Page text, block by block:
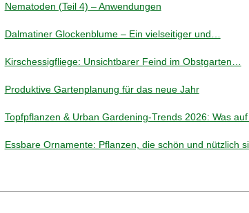
Nematoden (Teil 4) – Anwendungen
Dalmatiner Glockenblume – Ein vielseitiger und…
Kirschessigfliege: Unsichtbarer Feind im Obstgarten…
Produktive Gartenplanung für das neue Jahr
Topfpflanzen & Urban Gardening-Trends 2026: Was
Essbare Ornamente: Pflanzen, die schön und nützlich